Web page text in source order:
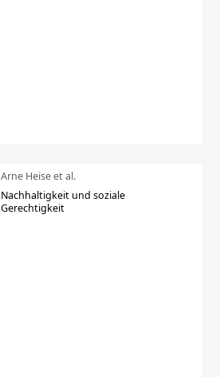
Arne Heise et al.
Nachhaltigkeit und soziale
Gerechtigkeit